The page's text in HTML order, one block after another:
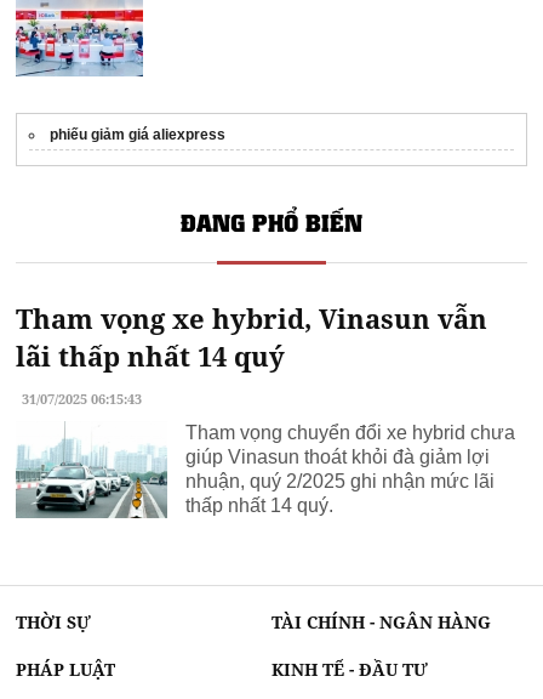
phiếu giảm giá aliexpress
ĐANG PHỔ BIẾN
Tham vọng xe hybrid, Vinasun vẫn
lãi thấp nhất 14 quý
31/07/2025 06:15:43
Tham vọng chuyển đổi xe hybrid chưa
giúp Vinasun thoát khỏi đà giảm lợi
nhuận, quý 2/2025 ghi nhận mức lãi
thấp nhất 14 quý.
THỜI SỰ TÀI CHÍNH - NGÂN HÀNG
PHÁP LUẬT KINH TẾ - ĐẦU TƯ